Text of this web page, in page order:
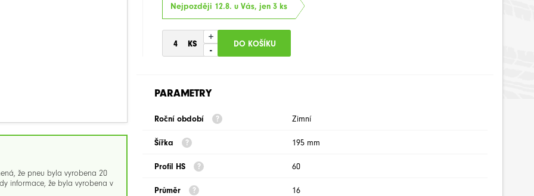
že pneu byla vyrobena 20
informace, že byla vyrobena v
Nejpozději 12.8. u Vás, jen 3 ks
+
-
PARAMETRY
Roční období Zimní
Šířka 195 mm
Profil HS 60
Průměr 16